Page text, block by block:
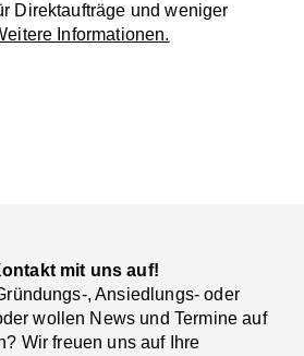
Direktaufträge und weniger
Informationen.
mit uns auf!
, Ansiedlungs- oder
wollen News und Termine auf
Wir freuen uns auf Ihre